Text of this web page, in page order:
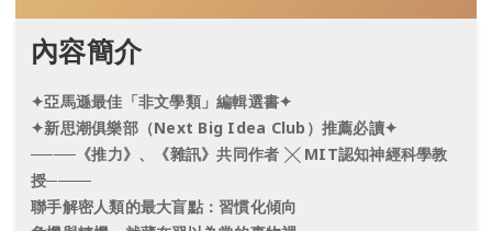
內容簡介
✦亞馬遜最佳「非文學類」編輯選書✦
✦新思潮俱樂部（Next Big Idea Club）推薦必讀✦
────《推力》、《雜訊》共同作者 ╳ MIT認知神經科學教
授────
聯手解密人類的最大盲點：習慣化傾向